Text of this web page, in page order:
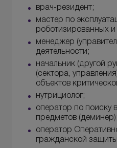
врач-резидент;
мастер по
роботизированных
менеджер
деятельности;
начальник (другой
(сектора,
объектов
нутрициолог;
оператор по поиску
предметов (деминер);
оператор
гражданской